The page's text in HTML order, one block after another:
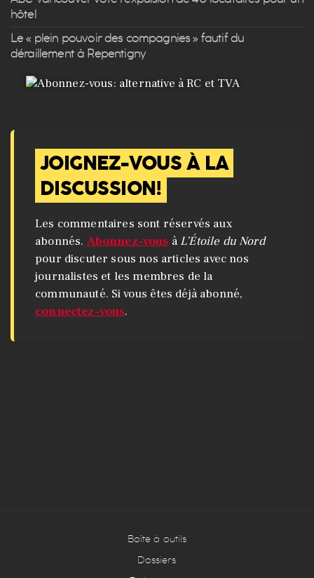
hôtel
Le « plein pouvoir des compagnies » fautif du
déraillement à Repentigny
JOIGNEZ-VOUS À LA
DISCUSSION!
Les commentaires sont réservés aux
abonnés. Abonnez-vous à L’Étoile du Nord
pour discuter sous nos articles avec nos
journalistes et les membres de la
communauté. Si vous êtes déjà abonné,
connectez-vous.
Boîte à outils
Dossiers